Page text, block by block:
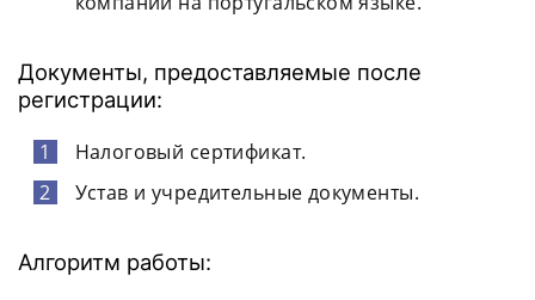
Документы, предоставляемые после
регистрации:
Налоговый сертификат.
Устав и учредительные документы.
Алгоритм работы: